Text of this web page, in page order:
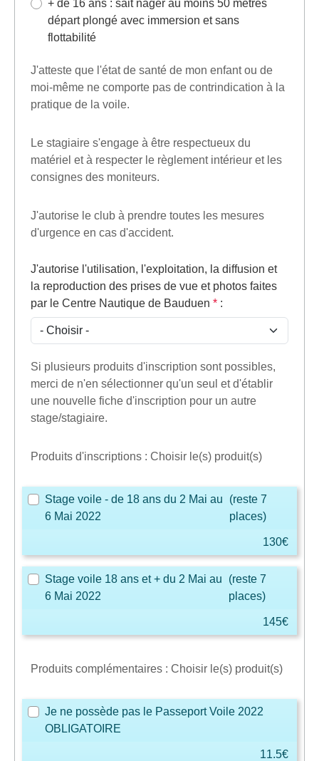
+ de 16 ans : sait nager au moins 50 mètres
départ plongé avec immersion et sans
flottabilité
J'atteste que l'état de santé de mon enfant ou de
moi-même ne comporte pas de contrindication à la
pratique de la voile.
Le stagiaire s'engage à être respectueux du
matériel et à respecter le règlement intérieur et les
consignes des moniteurs.
J'autorise le club à prendre toutes les mesures
d'urgence en cas d'accident.
J'autorise l'utilisation, l'exploitation, la diffusion et
la reproduction des prises de vue et photos faites
par le Centre Nautique de Bauduen * :
Si plusieurs produits d'inscription sont possibles,
merci de n'en sélectionner qu'un seul et d'établir
une nouvelle fiche d'inscription pour un autre
stage/stagiaire.
Produits d'inscriptions : Choisir le(s) produit(s)
Stage voile - de 18 ans du 2 Mai au
6 Mai 2022
(reste 7
places)
130€
Stage voile 18 ans et + du 2 Mai au
6 Mai 2022
(reste 7
places)
145€
Produits complémentaires : Choisir le(s) produit(s)
Je ne possède pas le Passeport Voile 2022
OBLIGATOIRE
11.5€